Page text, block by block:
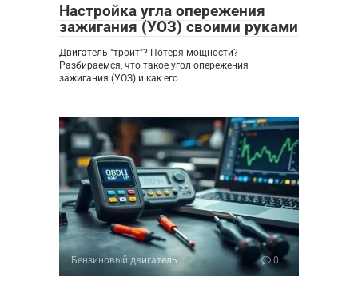
Настройка угла опережения
зажигания (УОЗ) своими руками
Двигатель "троит"? Потеря мощности?
Разбираемся, что такое угол опережения
зажигания (УОЗ) и как его
Бензиновый двигатель 0